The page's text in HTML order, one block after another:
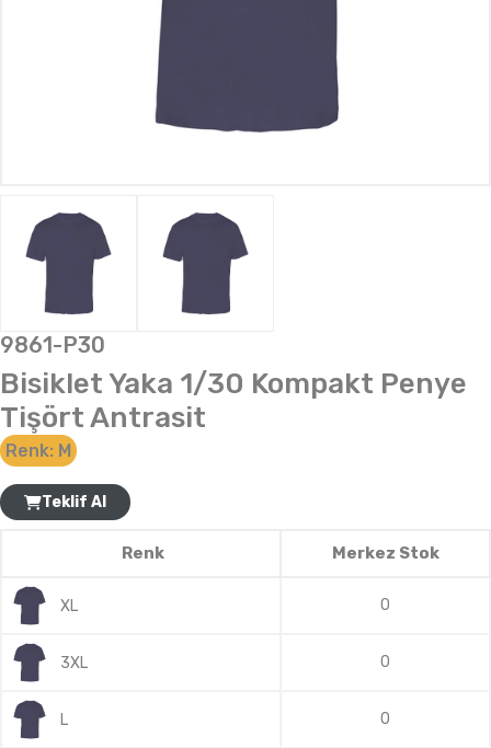
9861-P30
Bisiklet Yaka 1/30 Kompakt Penye
Tişört Antrasit
Renk: M
Teklif Al
Renk Merkez Stok
XL 0
3XL 0
L 0